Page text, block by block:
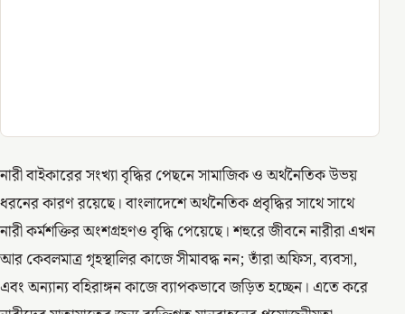
নারী বাইকারের সংখ্যা বৃদ্ধির পেছনে সামাজিক ও অর্থনৈতিক উভয়
ধরনের কারণ রয়েছে। বাংলাদেশে অর্থনৈতিক প্রবৃদ্ধির সাথে সাথে
নারী কর্মশক্তির অংশগ্রহণও বৃদ্ধি পেয়েছে। শহুরে জীবনে নারীরা এখন
আর কেবলমাত্র গৃহস্থালির কাজে সীমাবদ্ধ নন; তাঁরা অফিস, ব্যবসা,
এবং অন্যান্য বহিরাঙ্গন কাজে ব্যাপকভাবে জড়িত হচ্ছেন। এতে করে